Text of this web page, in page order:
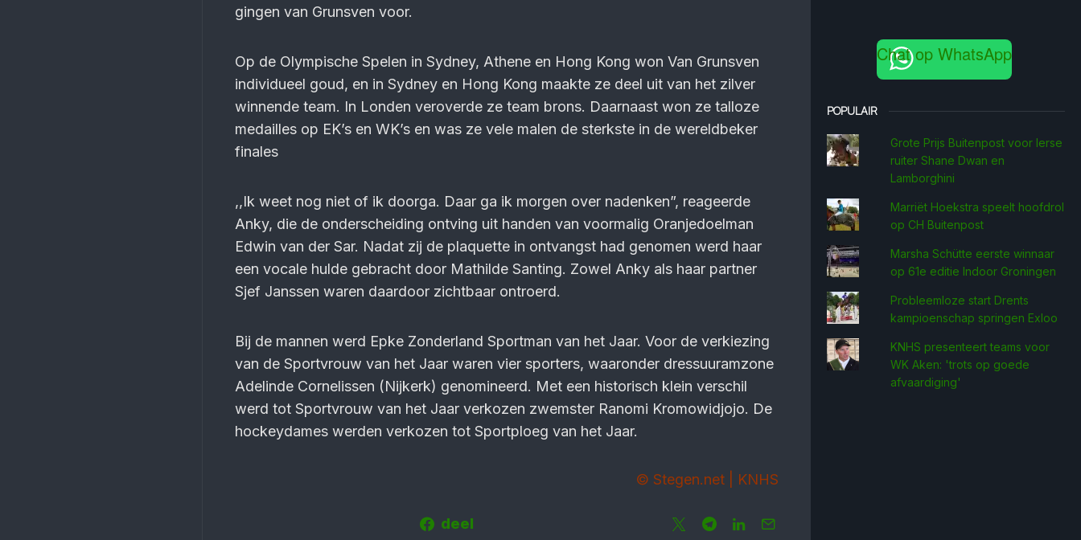
gingen van Grunsven voor.
Op de Olympische Spelen in Sydney, Athene en Hong Kong won Van Grunsven
individueel goud, en in Sydney en Hong Kong maakte ze deel uit van het zilver
winnende team. In Londen veroverde ze team brons. Daarnaast won ze talloze
medailles op EK’s en WK’s en was ze vele malen de sterkste in de wereldbeker
finales
,,Ik weet nog niet of ik doorga. Daar ga ik morgen over nadenken”, reageerde
Anky, die de onderscheiding ontving uit handen van voormalig Oranjedoelman
Edwin van der Sar. Nadat zij de plaquette in ontvangst had genomen werd haar
een vocale hulde gebracht door Mathilde Santing. Zowel Anky als haar partner
Sjef Janssen waren daardoor zichtbaar ontroerd.
Bij de mannen werd Epke Zonderland Sportman van het Jaar. Voor de verkiezing
van de Sportvrouw van het Jaar waren vier sporters, waaronder dressuuramzone
Adelinde Cornelissen (Nijkerk) genomineerd. Met een historisch klein verschil
werd tot Sportvrouw van het Jaar verkozen zwemster Ranomi Kromowidjojo. De
hockeydames werden verkozen tot Sportploeg van het Jaar.
© Stegen.net | KNHS
deel
Chat op WhatsApp
POPULAIR
Grote Prijs Buitenpost voor Ierse
ruiter Shane Dwan en
Lamborghini
Marriët Hoekstra speelt hoofdrol
op CH Buitenpost
Marsha Schütte eerste win­naar
op 61e editie Indoor Groningen
Probleemloze start Drents
kampioenschap springen Exloo
KNHS presenteert teams voor
WK Aken: 'trots op goede
afvaardiging'